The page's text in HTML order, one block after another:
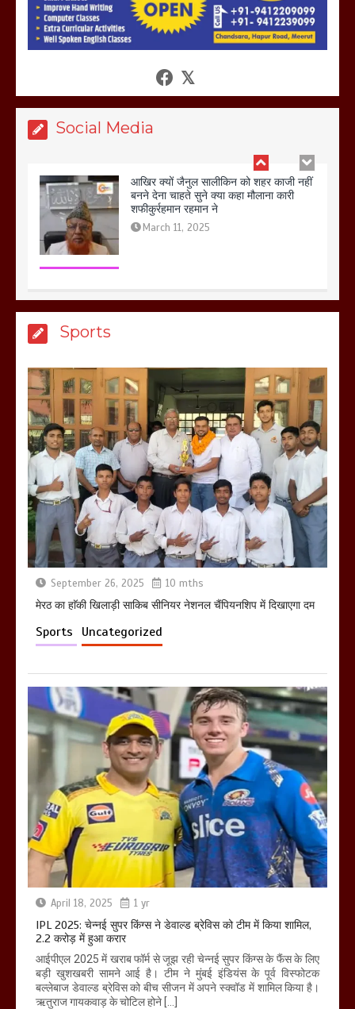
Social Media
आखिर क्यों जैनुल सालीकिन को शहर काजी नहीं
शफीकुर्रहमान रहमान ने
बिजली विभाग से परेशान होकर बागपत में एक संत
ने सरकार को दी आमरण अनशन की चेतावनी
March 8, 2025
होलिका रखने पर लात मार कर होलिका को किया
तहस नहस,मोहल्ले वालों के साथ की गई गाली
गलोच ,कहा अगर रखी गई होली तो होगा खून
खराबा,
March 11, 2025
Sports
September 26, 2025 10 mths
मेरठ का हाॅकी खिलाड़ी साकिब सीनियर नेशनल चैंपियनशिप में दिखाएगा दम
Sports Uncategorized
April 18, 2025 1 yr
IPL 2025: चेन्नई सुपर किंग्स ने डेवाल्ड ब्रेविस को टीम में किया शामिल,
2.2 करोड़ में हुआ करार
आईपीएल 2025 में खराब फॉर्म से जूझ रही चेन्नई सुपर किंग्स के फैंस के लिए
बड़ी खुशखबरी सामने आई है। टीम ने मुंबई इंडियंस के पूर्व विस्फोटक
बल्लेबाज डेवाल्ड ब्रेविस को बीच सीजन में अपने स्क्वॉड में शामिल किया है।
ऋतुराज गायकवाड़ के चोटिल होने […]